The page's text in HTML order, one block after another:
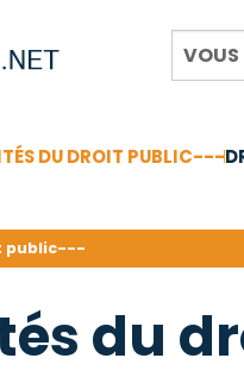
DU DROIT PUBLIC---
public---
du